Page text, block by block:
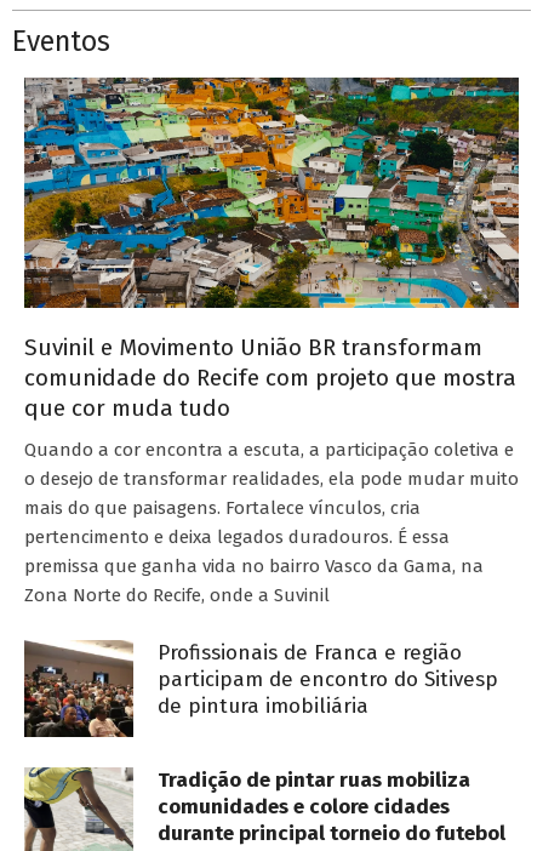
Eventos
Suvinil e Movimento União BR transformam
comunidade do Recife com projeto que mostra
que cor muda tudo
Quando a cor encontra a escuta, a participação coletiva e
o desejo de transformar realidades, ela pode mudar muito
mais do que paisagens. Fortalece vínculos, cria
pertencimento e deixa legados duradouros. É essa
premissa que ganha vida no bairro Vasco da Gama, na
Zona Norte do Recife, onde a Suvinil
Profissionais de Franca e região
participam de encontro do Sitivesp
de pintura imobiliária
Tradição de pintar ruas mobiliza
comunidades e colore cidades
durante principal torneio do futebol